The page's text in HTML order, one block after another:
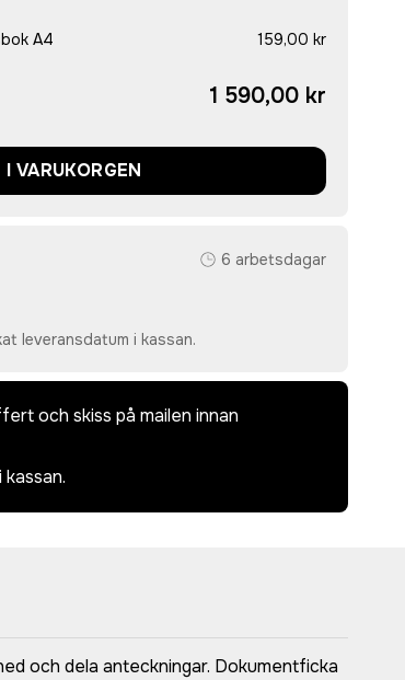
A4 159,00 kr
1 590,00 kr
VARUKORGEN
6 arbetsdagar
leveransdatum i kassan.
och skiss på mailen innan
och dela anteckningar. Dokumentficka